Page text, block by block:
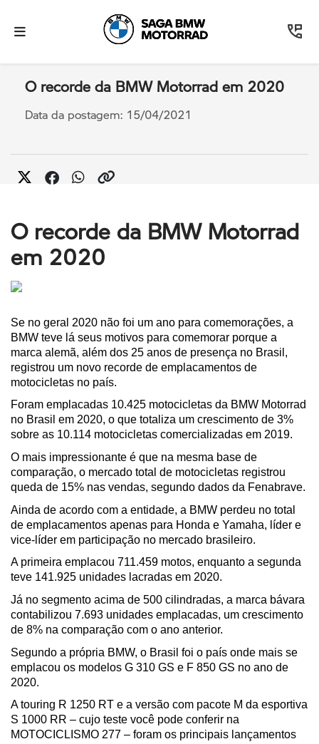
O recorde da BMW Motorrad em 2020
Data da postagem: 15/04/2021
O recorde da BMW Motorrad
em 2020
Se no geral 2020 não foi um ano para comemorações, a
BMW teve lá seus motivos para comemorar porque a
marca alemã, além dos 25 anos de presença no Brasil,
registrou um novo recorde de emplacamentos de
motocicletas no país.
Foram emplacadas 10.425 motocicletas da BMW Motorrad
no Brasil em 2020, o que totaliza um crescimento de 3%
sobre as 10.114 motocicletas comercializadas em 2019.
O mais impressionante é que na mesma base de
comparação, o mercado total de motocicletas registrou
queda de 15% nas vendas, segundo dados da Fenabrave.
Ainda de acordo com a entidade, a BMW perdeu no total
de emplacamentos apenas para Honda e Yamaha, líder e
vice-líder em participação no mercado brasileiro.
A primeira emplacou 711.459 motos, enquanto a segunda
teve 141.925 unidades lacradas em 2020.
Já no segmento acima de 500 cilindradas, a marca bávara
contabilizou 7.693 unidades emplacadas, um crescimento
de 8% na comparação com o ano anterior.
Segundo a própria BMW, o Brasil foi o país onde mais se
emplacou os modelos G 310 GS e F 850 GS no ano de
2020.
A touring R 1250 RT e a versão com pacote M da esportiva
S 1000 RR – cujo teste você pode conferir na
MOTOCICLISMO 277 – foram os principais lançamentos